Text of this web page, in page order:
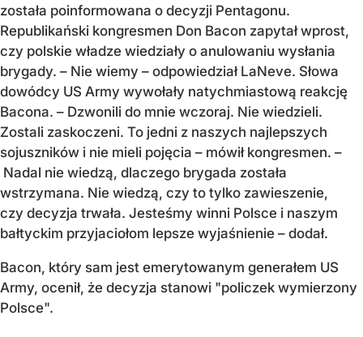
została poinformowana o decyzji Pentagonu.
Republikański kongresmen Don Bacon zapytał wprost,
czy polskie władze wiedziały o anulowaniu wysłania
brygady. – Nie wiemy – odpowiedział LaNeve. Słowa
dowódcy US Army wywołały natychmiastową reakcję
Bacona. – Dzwonili do mnie wczoraj. Nie wiedzieli.
Zostali zaskoczeni. To jedni z naszych najlepszych
sojuszników i nie mieli pojęcia – mówił kongresmen. –
Nadal nie wiedzą, dlaczego brygada została
wstrzymana. Nie wiedzą, czy to tylko zawieszenie,
czy decyzja trwała. Jesteśmy winni Polsce i naszym
bałtyckim przyjaciołom lepsze wyjaśnienie – dodał.
Bacon, który sam jest emerytowanym generałem US
Army, ocenił, że decyzja stanowi "policzek wymierzony
Polsce".